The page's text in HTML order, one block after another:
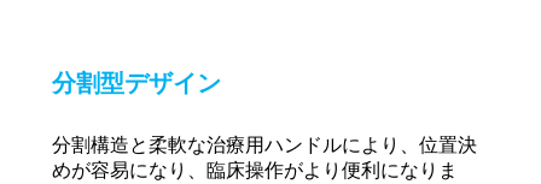
分割型デザイン
分割構造と柔軟な治療用ハンドルにより、位置決
めが容易になり、臨床操作がより便利になりま